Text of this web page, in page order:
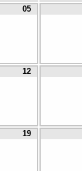
05
12
19